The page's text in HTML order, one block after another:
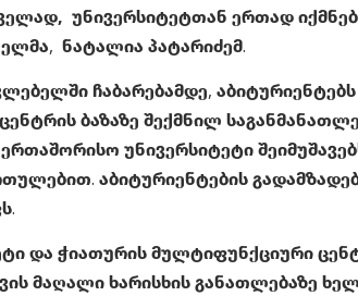
უნივერსიტეტთან ერთად
ნატალია პატარიძემ.
ჩაბარებამდე,
ბაზაზე შექმნილ
უნივერსიტეტი
აბიტურიენტების
და ჭიათურის მულტიფუნქციური
მაღალი ხარისხის განათლებაზე